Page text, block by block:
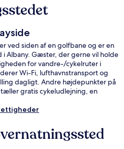
ved siden af en golfbane og er en
Albany. Gæster, der gerne vil holde
for vandre-/cykelruter i
Wi-Fi, lufthavnstransport og
dagligt. Andre højdepunkter på
gratis cykeludlejning, en